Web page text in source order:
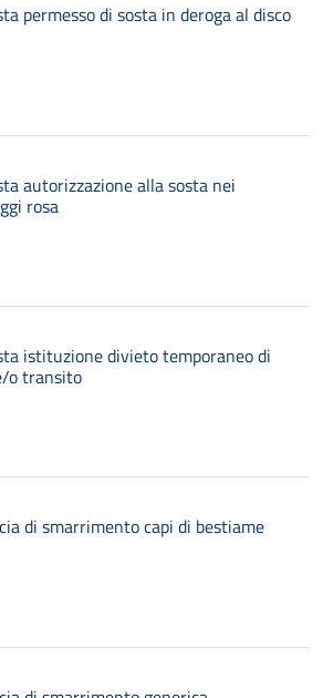
permesso di sosta in deroga al disco
autorizzazione alla sosta nei
rosa
istituzione divieto temporaneo di
o transito
di smarrimento capi di bestiame